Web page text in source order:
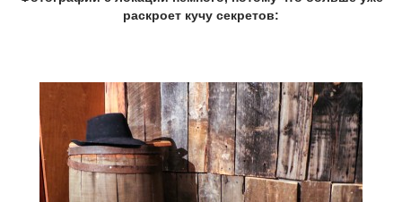
раскроет кучу секретов: